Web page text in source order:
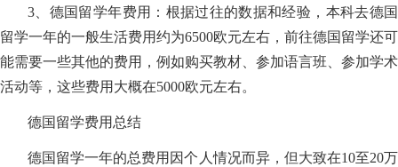
3、德国留学年费用：根据过往的数据和经验，本科去德国
留学一年的一般生活费用约为6500欧元左右，前往德国留学还可
能需要一些其他的费用，例如购买教材、参加语言班、参加学术
活动等，这些费用大概在5000欧元左右。
德国留学费用总结
德国留学一年的总费用因个人情况而异，但大致在10至20万